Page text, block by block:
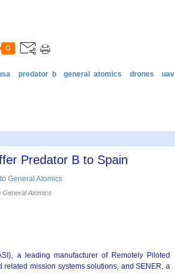
0
predator b general atomics drones
uav
Predator B to Spain
General Atomics
a leading manufacturer of Remotely Piloted
related mission systems solutions, and SENER, a